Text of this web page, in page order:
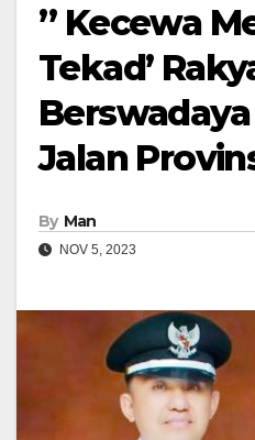
” Kecewa
Tekad’
Jalan
By Man
NOV 5, 2023